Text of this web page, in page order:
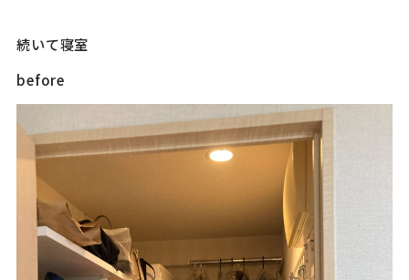
続いて寝室
before